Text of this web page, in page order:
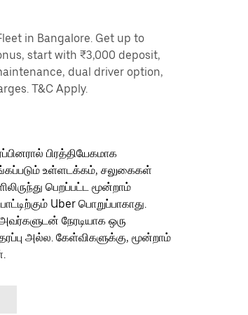
in Bangalore. Get up to
start with ₹3,000 deposit,
dual driver option,
T&C Apply.
பிரத்தியேகமாக
உள்ளடக்கம், சலுகைகள்
பெறப்பட்ட மூன்றாம்
Uber பொறுப்பாகாது.
நேரடியாக ஒரு
அல்ல. கேள்விகளுக்கு, மூன்றாம்